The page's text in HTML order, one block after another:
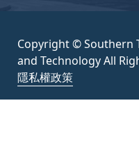
Copyright © Southern
and Technology All
隱私權政策